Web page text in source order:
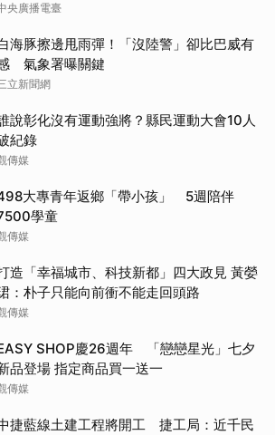
央廣播電臺
海豚擦邊甩雨彈！「沒陸警」卻比巴威有
氣象署曝關鍵
立新聞網
說彰化沒有運動強將？縣民運動大會10人
紀錄
傳媒
大專青年返鄉「帶小孩」 5週陪伴
學童
傳媒
造「幸福城市、科技新都」四大政見 黃嫈
：朴子只能向前衝不能走回頭路
傳媒
SHOP慶26週年 「戀戀星光」七夕
品登場 指定商品買一送一
傳媒
捷藍線土建工程將開工 捷工局：近千民